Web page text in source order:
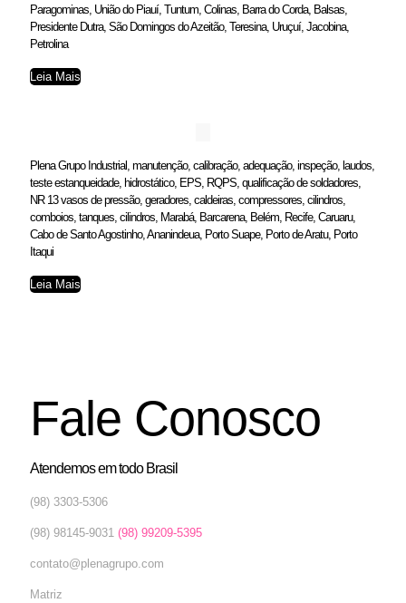
Paragominas, União do Piauí, Tuntum, Colinas, Barra do Corda, Balsas,
Presidente Dutra, São Domingos do Azeitão, Teresina, Uruçuí, Jacobina,
Petrolina
Leia Mais
Plena Grupo Industrial, manutenção, calibração, adequação, inspeção, laudos,
teste estanqueidade, hidrostático, EPS, RQPS, qualificação de soldadores,
NR 13 vasos de pressão, geradores, caldeiras, compressores, cilindros,
comboios, tanques, cilindros, Marabá, Barcarena, Belém, Recife, Caruaru,
Cabo de Santo Agostinho, Ananindeua, Porto Suape, Porto de Aratu, Porto
Itaqui
Leia Mais
Fale Conosco
Atendemos em todo Brasil
(98) 3303-5306
(98) 98145-9031 (98) 99209-5395
contato@plenagrupo.com
Matriz